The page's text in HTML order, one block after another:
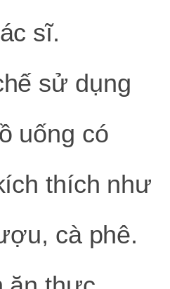
sĩ.
sử dụng
uống có
thích như
cà phê.